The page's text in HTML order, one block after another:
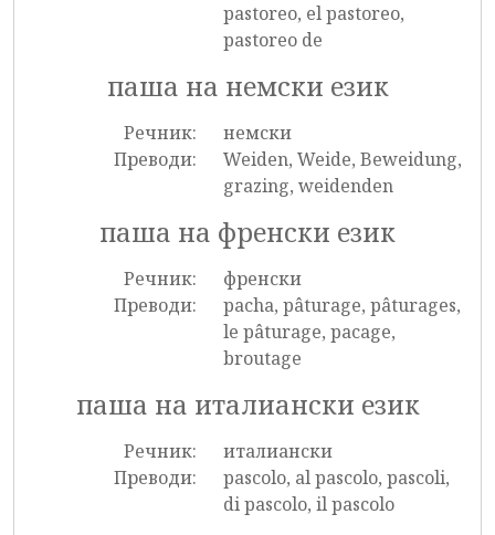
pastoreo, el pastoreo,
pastoreo de
паша на немски език
Речник:
немски
Преводи:
Weiden, Weide, Beweidung,
grazing, weidenden
паша на френски език
Речник:
френски
Преводи:
pacha, pâturage, pâturages,
le pâturage, pacage,
broutage
паша на италиански език
Речник:
италиански
Преводи:
pascolo, al pascolo, pascoli,
di pascolo, il pascolo